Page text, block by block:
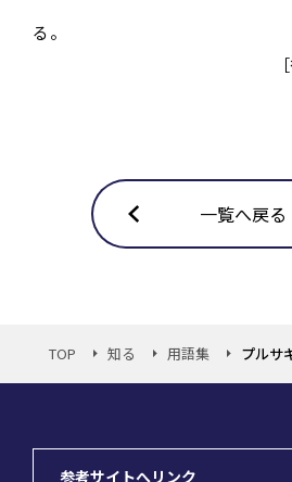
る。
一覧へ戻る
TOP 知る 用語集 プルサ
参考サイトへリンク